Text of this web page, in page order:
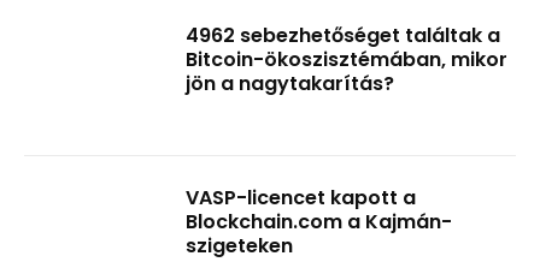
4962 sebezhetőséget találtak a
Bitcoin-ökoszisztémában, mikor
jön a nagytakarítás?
VASP-licencet kapott a
Blockchain.com a Kajmán-
szigeteken